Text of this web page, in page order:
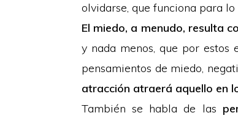
olvidarse, que funciona para
El miedo, a menudo, resulta
y nada menos, que por estos
pensamientos de miedo,
atracción atraerá aquello en
También se habla de las